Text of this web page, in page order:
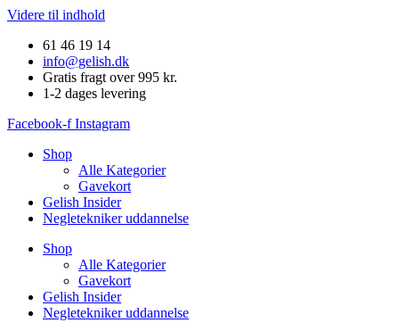
Videre til indhold
61 46 19 14
info@gelish.dk
Gratis fragt over 995 kr.
1-2 dages levering
Facebook-f Instagram
Shop
Alle Kategorier
Gavekort
Gelish Insider
Negletekniker uddannelse
Shop
Alle Kategorier
Gavekort
Gelish Insider
Negletekniker uddannelse